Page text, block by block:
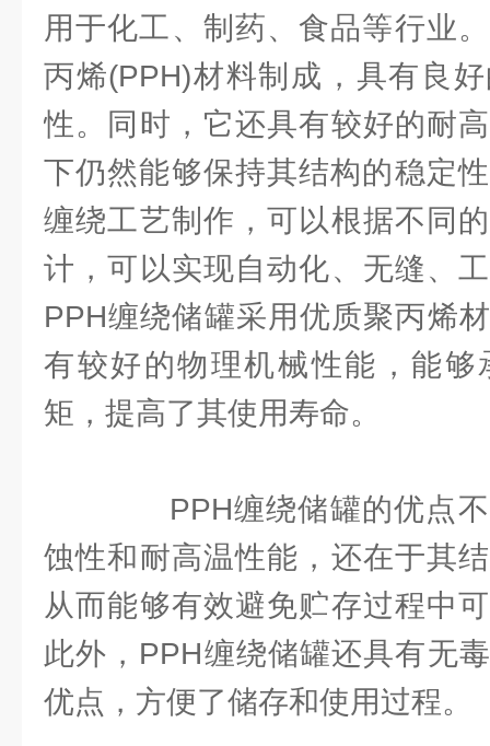
用于化工、制药、食品等行业
丙烯(PPH)材料制成，具有良
性。同时，它还具有较好的耐
下仍然能够保持其结构的稳定
缠绕工艺制作，可以根据不同
计，可以实现自动化、无缝、
PPH缠绕储罐采用优质聚丙烯
有较好的物理机械性能，能够
矩，提高了其使用寿命。
PPH缠绕储罐的优点不
蚀性和耐高温性能，还在于其
从而能够有效避免贮存过程中
此外，PPH缠绕储罐还具有无
优点，方便了储存和使用过程。